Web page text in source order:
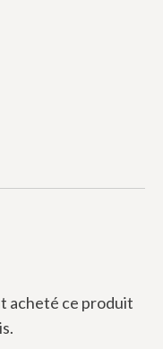
acheté ce produit